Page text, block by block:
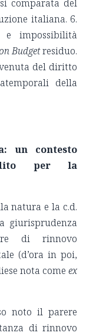
comparata del
italiana. 6.
e impossibilità
Budgetresiduo.
del diritto
della
un contesto
per la
natura e la c.d.
giurisprudenza
di rinnovo
(d’ora in poi,
nota come ex
noto il parere
di rinnovo